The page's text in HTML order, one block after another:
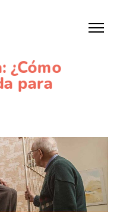
¿Cómo
para